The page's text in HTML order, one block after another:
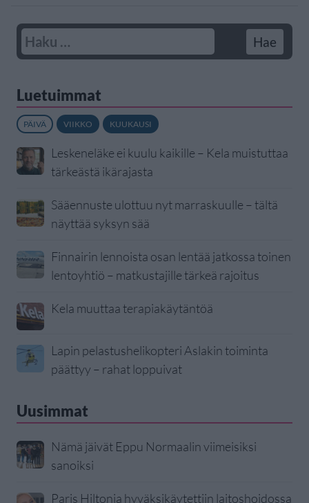
Luetuimmat
PÄIVÄ VIIKKO KUUKAUSI
Leskeneläke ei kuulu kaikille – Kela muistuttaa
tärkeästä ikärajasta
Sääennuste ulottuu nyt marraskuulle – tältä
näyttää syksyn sää
Finnairin lennoista osan lentää jatkossa toinen
lentoyhtiö – matkustajille tärkeä rajoitus
Kela muuttaa terapiakäytäntöä
Lapin pelastushelikopteri Aslakin toiminta
päättyy – rahat loppuivat
Uusimmat
Nämä jäivät Eppu Normaalin viimeisiksi
sanoiksi
Paris Hiltonia hyväksikäytettiin laitoshoidossa